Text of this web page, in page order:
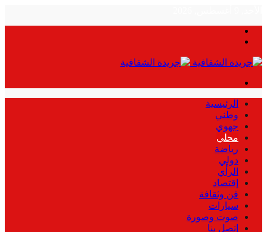
الرئيسية
وطني
جهوي
محلي
رياضة
دولي
الرأي
إقتصاد
فن وثقافة
سيارات
صوت وصورة
إتصل بنا